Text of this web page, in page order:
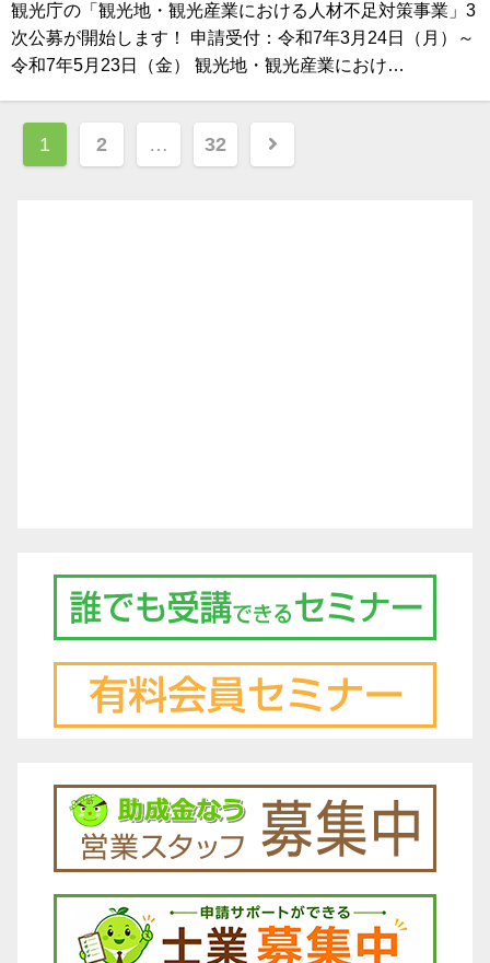
観光庁の「観光地・観光産業における人材不足対策事業」3
次公募が開始します！ 申請受付：令和7年3月24日（月）～
令和7年5月23日（金） 観光地・観光産業におけ…
投
稿
1 2 … 32